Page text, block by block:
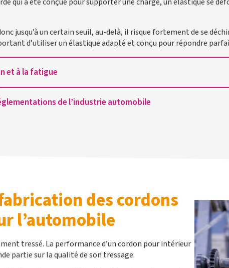
jusqu’à un certain seuil, au-delà, il risque fortement de se
d’utiliser un élastique adapté et conçu pour répondre
et à la fatigue
de l’industrie automobile
des cordons
l’automobile
tressé. La performance d’un cordon pour intérieur
partie sur la qualité de son tressage.